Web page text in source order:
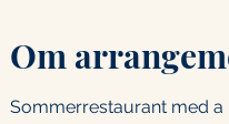
Om
Sommerrestaurant med